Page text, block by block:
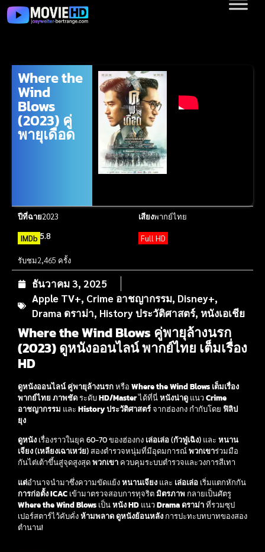
Where the
Wind
Blows
(2023) คู่
พายุเดือด
ปีที่ฉาย2023 เสียงพากย์ไทย
IMDb 5.8 Full HD
รับชม2,465 ครั้ง
ธันวาคม 3, 2025
Apple TV+, Crime อาชญากรรม, Disney+,
Drama ดราม่า, History ประวัติศาสตร์, หนังเอเชีย
Where the Wind Blows คู่พายุล้างนรก
(2023) ดูหนังออนไลน์ พากย์ไทย เต็มเรื่อง
HD
ดูหนังออนไลน์ คู่พายุล้างนรกหรือ Where the Wind Blows เต็มเรื่อง
พากย์ไทย ภาพชัดระดับHD/Masterได้ที่นี่หนังน่าดู แนวCrime
อาชญากรรม และ History ประวัติศาสตร์จากฮ่องกง กำกับโดย ฟิลิป
ยุง
ดูหนัง เรื่องราวในยุค 60-70 ของฮ่องกง เล่อเล่อ(กัวฟู่เฉิง) และ หนาน
เจียง(เหลียงเฉาเหว่ย) สองตำรวจหนุ่มที่มีอุดมการณ์พวกเขาร่วมมือ
กันไต่เต้าขึ้นสู่จุดสูงสุดพวกเขา ควบคุมระบบตำรวจและวงการสีเทา
แต่อำนาจนำมาซึ่งความขัดแย้งหนานเจียง และ เล่อเล่อ เริ่มแตกหักกัน
การก่อตั้ง ICAC เข้ามาตรวจสอบการทุจริตมิตรภาพ กลายเป็นศัตรู
Where the Wind Blows เป็นหนัง HD แนวDrama ดราม่าที่รวมซุป
เปอร์สตาร์ไว้คับคั่งห้ามพลาด ดูหนังย้อนหลัง การปะทะบทบาทของสอง
ตำนาน!